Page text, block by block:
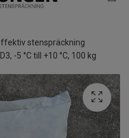
stenspräckning
-5 °C till +10 °C, 100 kg